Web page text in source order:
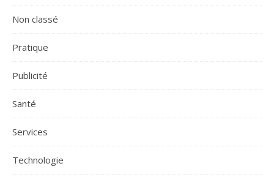
Non classé
Pratique
Publicité
Santé
Services
Technologie